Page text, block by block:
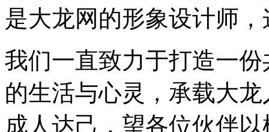
是大龙网的形象设计师
我们一直致力于打造一
的生活与心灵，承载大
成人达己，望各位伙伴